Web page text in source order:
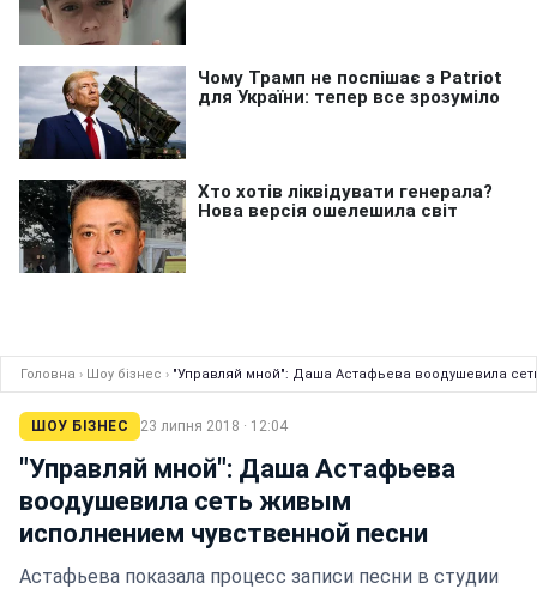
Головна › Шоу бізнес › "Управляй мной": Даша Астафьева воодушевила
ШОУ БІЗНЕС 23 липня 2018 · 12:04
"Управляй мной": Даша Астафьева
воодушевила сеть живым
исполнением чувственной песни
Астафьева показала процесс записи песни в студии